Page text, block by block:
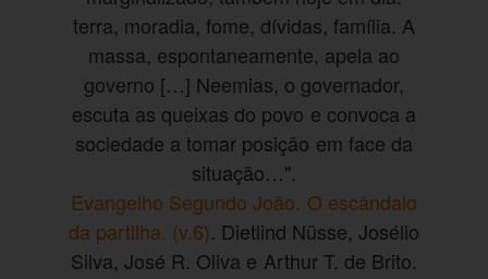
terra, moradia, fome, dívidas, família. A
massa, espontaneamente, apela ao
governo […] Neemias, o governador,
escuta as queixas do povo e convoca a
sociedade a tomar posição em face da
situação…".
Evangelho Segundo João. O escândalo
da partilha. (v.6). Dietlind Nüsse, Josélio
Silva, José R. Oliva e Arthur T. de Brito.